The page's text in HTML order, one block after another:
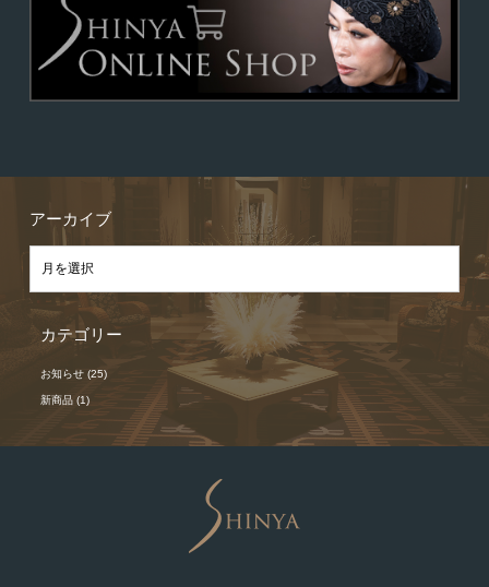
アーカイブ
カテゴリー
お知らせ (25)
新商品 (1)